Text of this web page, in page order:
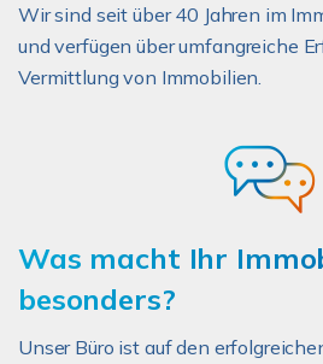
Wir sind seit über 40 Jahren im
und verfügen über umfangreiche
Vermittlung von Immobilien.
Was macht Ihr
besonders?
Unser Büro ist auf den